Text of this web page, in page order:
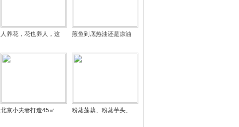
人养花，花也养人，这 煎鱼到底热油还是凉油
北京小夫妻打造45㎡ 粉蒸莲藕、粉蒸芋头、